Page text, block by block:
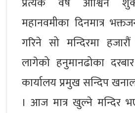
महानवमीका दिनमात्र
गरिने सो मन्दिरमा
लागेको हनुमानढोका
कार्यालय प्रमुख सन्दिप
। आज मात्र खुल्ने मन्दिर